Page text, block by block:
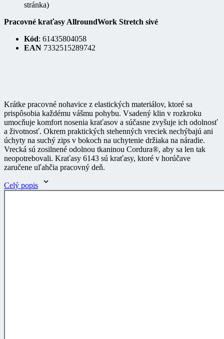
Pracovné kraťasy AllroundWork Stretch sivé
Kód: 61435804058
umocňuje komfort nosenia kraťasov a súčasne zvyšuje ich odolnosť
a životnosť. Okrem praktických stehenných vreciek nechýbajú ani
úchyty na suchý zips v bokoch na uchytenie držiaka na náradie.
Vrecká sú zosilnené odolnou tkaninou Cordura®, aby sa len tak
neopotrebovali. Kraťasy 6143 sú kraťasy, ktoré v horúčave
zaručene uľahčia pracovný deň.
Celý popis